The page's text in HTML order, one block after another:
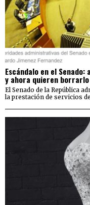
Escándalo en el
y ahora quieren borrarlo
El Senado de la República
la prestación de servicios